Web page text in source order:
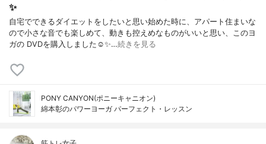
✨
自宅でできるダイエットをしたいと思い始めた時に、アパート住まいな
ので小さな音でも楽しめて、動きも控えめなものがいいと思い、このヨ
ガの DVDを購入しました☺️✨…続きを見る
PONY CANYON(ポニーキャニオン)
綿本彰のパワーヨーガ パーフェクト・レッスン